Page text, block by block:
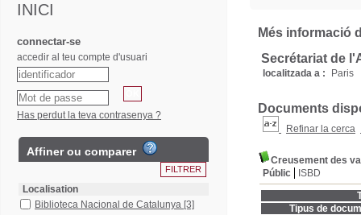
Més informació
Secrétariat de
localitzada a : Paris
Documents
Refinar la cerca
Creusement des
Públic
ISBD
Tipus de
INICI
connectar-se
accedir al teu compte d'usuari
Has perdut la teva contrasenya ?
Affiner ou comparer
Localisation
Biblioteca Nacional de Catalunya [3]